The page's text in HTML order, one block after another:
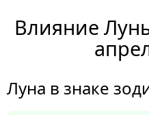
Влияние
Луна в знаке